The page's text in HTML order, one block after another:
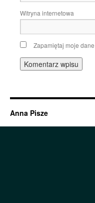
Witryna internetowa
Zapamiętaj moje
Anna Pisze